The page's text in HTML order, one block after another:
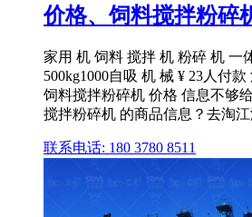
价格、饲料搅拌粉碎
家用 机 饲料 搅拌 机 粉碎 机 一
500kg1000自吸 机 械 ¥ 23人付
饲料搅拌粉碎机 价格 信息不够
搅拌粉碎机 的商品信息？去淘江
联系电话: 180 3780 8511